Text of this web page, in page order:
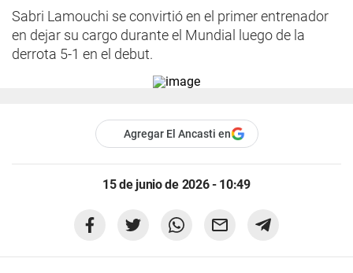
Sabri Lamouchi se convirtió en el primer entrenador
en dejar su cargo durante el Mundial luego de la
derrota 5-1 en el debut.
Agregar El Ancasti en
15 de junio de 2026 - 10:49